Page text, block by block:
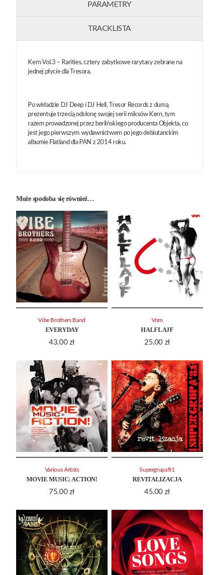
PARAMETRY
TRACKLISTA
Kern Vol.3 – Rarities, cztery zabytkowe rarytasy zebrane na
jednej płycie dla Tresora.
Po wkładzie DJ Deep i DJ Hell, Tresor Records z dumą
prezentuje trzecią odsłonę swojej serii miksów Kern, tym
razem prowadzonej przez berlińskiego producenta Objekta, co
jest jego pierwszym wydawnictwem po jego debiutanckim
albumie Flatland dla PAN z 2014 roku.
Może spodoba się również…
EVERYDAY
43.00 zł
Vibe Brothers Band
HALFLAJF
25.00 zł
Vnm
MOVIE MUSIC: ACTION!
75.00 zł
Various Artists
REVITALIZACJA
45.00 zł
Supergrupa'81